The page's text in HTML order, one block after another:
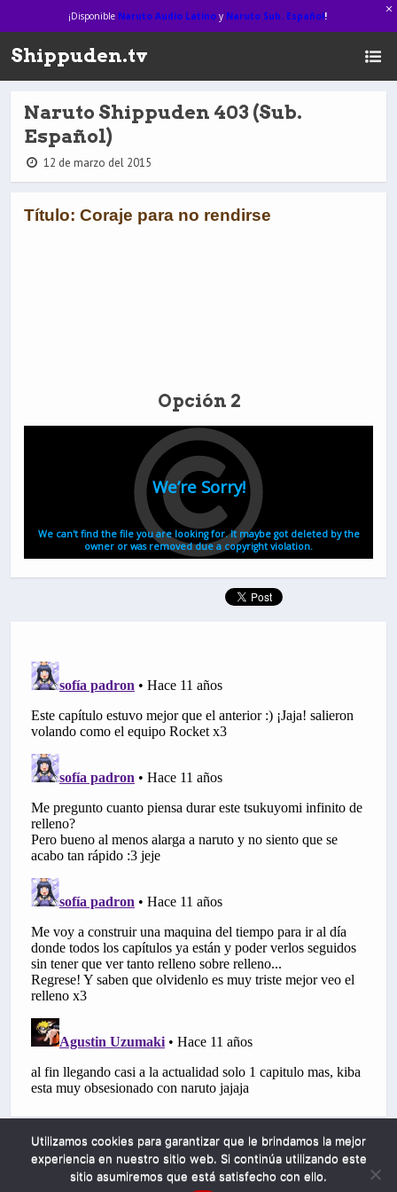
¡Disponible Naruto Audio Latinoy Naruto Sub. Español!
Shippuden.tv
Naruto Shippuden 403 (Sub.
Español)
12 de marzo del 2015
Título: Coraje para no rendirse
Opción 2
Utilizamos cookies para garantizar que le brindamos la mejor
experiencia en nuestro sitio web. Si continúa utilizando este
sitio asumiremos que está satisfecho con ello.